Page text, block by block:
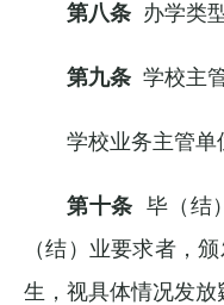
第八条 办学类
第九条 学校主
学校业务主管
第十条 毕（结
（结）业要求者，
生，视具体情况发